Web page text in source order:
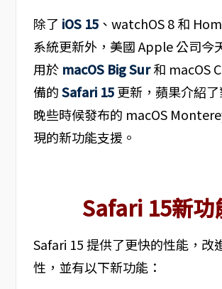
除了 iOS 15、watchOS 8 和
系統更新外，美國 Apple 公司今
用於 macOS Big Sur和 macOS
備的Safari 15更新，蘋果介紹
晚些時候發布的 macOS
現的新功能支援。
Safari 15新功
Safari 15 提供了更快的性能，改
性，並有以下新功能：